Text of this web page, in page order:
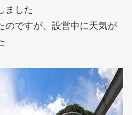
ました
のですが、設営中に天気が